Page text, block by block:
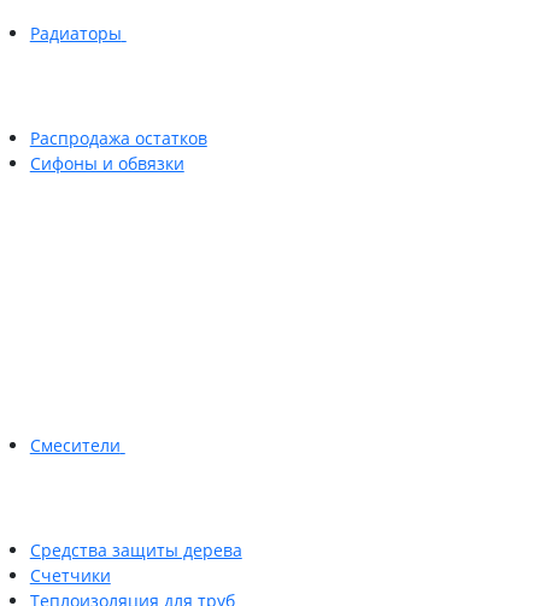
Радиаторы
Распродажа остатков
Сифоны и обвязки
Смесители
Средства защиты дерева
Счетчики
Теплоизоляция для труб